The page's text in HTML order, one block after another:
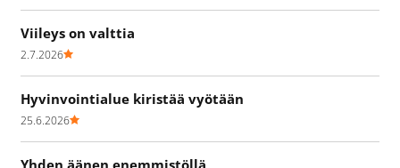
Viileys on valttia
2.7.2026
Hyvinvointialue kiristää vyötään
25.6.2026
Yhden äänen enemmistöllä